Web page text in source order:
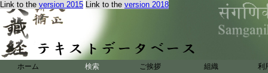
Link to the version 2015 Link to the version 2018
ホーム 検索 ご挨拶 組織 利
問。此等文意何。
種子修 。謂縁
現行修一。又名二習修
成就故